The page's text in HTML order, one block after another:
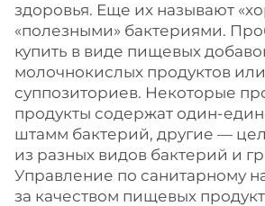
здоровья. Еще их называют
«полезными» бактериями.
купить в виде пищевых
молочнокислых продуктов или
суппозиториев. Некоторые
продукты содержат один-
штамм бактерий, другие —
из разных видов бактерий и
Управление по санитарному
за качеством пищевых